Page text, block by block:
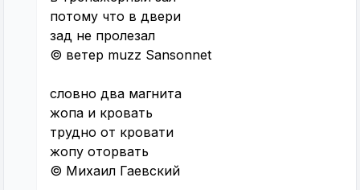
потому что в двери
зад не пролезал
© ветер muzz Sansonnet
словно два магнита
жопа и кровать
трудно от кровати
жопу оторвать
© Михаил Гаевский